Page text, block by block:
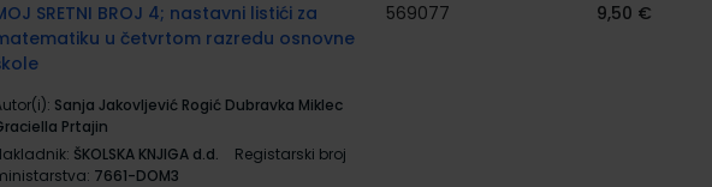
SRETNI BROJ 4; nastavni listići za
u četvrtom razredu osnovne
Sanja Jakovljević Rogić Dubravka Miklec
Prtajin
ŠKOLSKA KNJIGA d.d.
Registarski broj
7661-DOM3
569077 9,50 €